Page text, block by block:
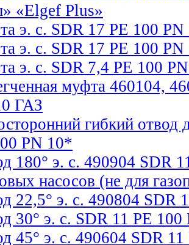
«Elgef Plus»
э. с. SDR 17 PE 100
э. с. SDR 17 PE 100
э. с. SDR 7,4 PE 100
муфта 460104,
ГАЗ
гибкий отвод
PN 10*
180° э. с. 490904 SDR
насосов (не для
22,5° э. с. 490804 SDR
30° э. с. SDR 11 PE
45° э. с. 490604 SDR